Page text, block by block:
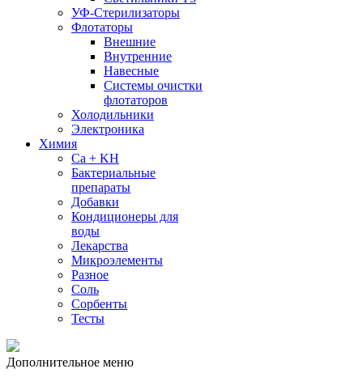
УФ-Стерилизаторы
Флотаторы
Внешние
Внутренние
Навесные
Системы очистки
флотаторов
Холодильники
Электроника
Химия
Ca + KH
Бактериальные
препараты
Добавки
Кондиционеры для
воды
Лекарства
Микроэлементы
Разное
Соль
Сорбенты
Тесты
Дополнительное меню